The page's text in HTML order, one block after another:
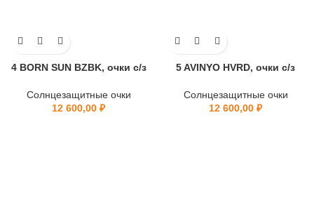
4 BORN SUN BZBK, очки с/з
Солнцезащитные очки
12 600,00 ₽
5 AVINYO HVRD, очки с/з
Солнцезащитные очки
12 600,00 ₽